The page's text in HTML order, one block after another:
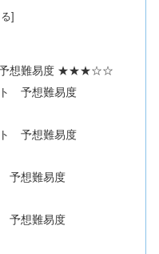
予想難易度 ★★★☆☆
ト 予想難易度
ト 予想難易度
予想難易度
予想難易度